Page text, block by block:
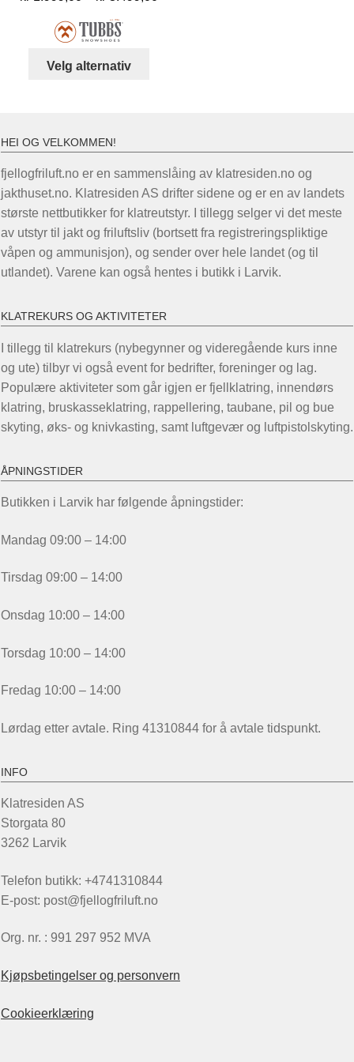
Velg alternativ
Alternativene
kan
velges
på
produktsiden
HEI OG VELKOMMEN!
fjellogfriluft.no er en sammenslåing av klatresiden.no og
jakthuset.no. Klatresiden AS drifter sidene og er en av landets
største nettbutikker for klatreutstyr. I tillegg selger vi det meste
av utstyr til jakt og friluftsliv (bortsett fra registreringspliktige
våpen og ammunisjon), og sender over hele landet (og til
utlandet). Varene kan også hentes i butikk i Larvik.
KLATREKURS OG AKTIVITETER
I tillegg til klatrekurs (nybegynner og videregående kurs inne
og ute) tilbyr vi også event for bedrifter, foreninger og lag.
Populære aktiviteter som går igjen er fjellklatring, innendørs
klatring, bruskasseklatring, rappellering, taubane, pil og bue
skyting, øks- og knivkasting, samt luftgevær og luftpistolskyting.
ÅPNINGSTIDER
Butikken i Larvik har følgende åpningstider:
Mandag 09:00 – 14:00
Tirsdag 09:00 – 14:00
Onsdag 10:00 – 14:00
Torsdag 10:00 – 14:00
Fredag 10:00 – 14:00
Lørdag etter avtale. Ring 41310844 for å avtale tidspunkt.
INFO
Klatresiden AS
Storgata 80
3262 Larvik
Telefon butikk: +4741310844
E-post: post@fjellogfriluft.no
Org. nr. : 991 297 952 MVA
Kjøpsbetingelser og personvern
Cookieerklæring